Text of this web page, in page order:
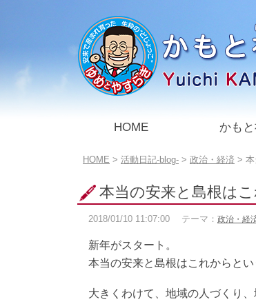
HOME かも
こ
ペ
ー
の
位
置:
HOME > 活動日記-blog- > 政治・経済 >
本当の安来と島根は
2018/01/10 11:07:00 テーマ： 政治・経
新年がスタート。
本当の安来と島根はこれからと
大きくわけて、地域の人づくり